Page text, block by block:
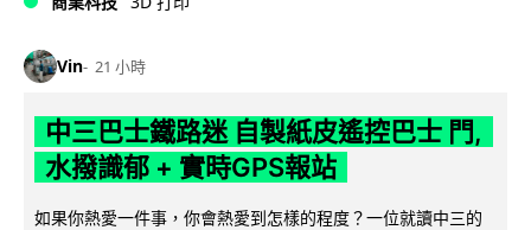
Vin 21 小時
中三巴士鐵路迷 自製紙皮遙控巴士 門,
水撥識郁 + 實時GPS報站
如果你熱愛一件事，你會熱愛到怎樣的程度？一位就讀中三的